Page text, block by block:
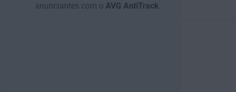
anunciantes com o AVG AntiTrack